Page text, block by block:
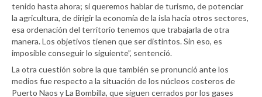
tenido hasta ahora; si queremos hablar de turismo, de potenciar
la agricultura, de dirigir la economía de la isla hacia otros sectores,
esa ordenación del territorio tenemos que trabajarla de otra
manera. Los objetivos tienen que ser distintos. Sin eso, es
imposible conseguir lo siguiente”, sentenció.
La otra cuestión sobre la que también se pronunció ante los
medios fue respecto a la situación de los núcleos costeros de
Puerto Naos y La Bombilla, que siguen cerrados por los gases